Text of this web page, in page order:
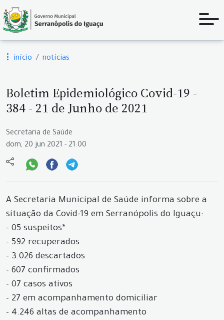
início notícias
Boletim Epidemiológico Covid-19 -
384 - 21 de Junho de 2021
Secretaria de Saúde
dom, 20 jun 2021 - 21:00
A Secretaria Municipal de Saúde informa sobre a
situação da Covid-19 em Serranópolis do Iguaçu:
- 05 suspeitos*
- 592 recuperados
- 3.026 descartados
- 607 confirmados
- 07 casos ativos
- 27 em acompanhamento domiciliar
- 4.246 altas de acompanhamento